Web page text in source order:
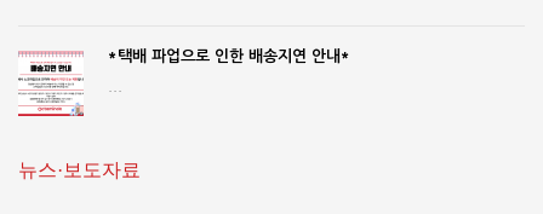
*택배 파업으로 인한 배송지연 안내*
뉴스·보도자료